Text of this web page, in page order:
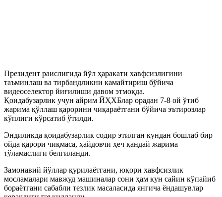
Президент раислигида йўл ҳаракати хавфсизлигини
таъминлаш ва тирбандликни камайтириш бўйича
видеоселектор йиғилиши давом этмоқда.
Қоидабузарлик учун айрим ЙҲХБлар орадан 7-8 ой ўтиб
жарима қўллаш қарорини чиқараётгани бўйича эътирозлар
кўплиги кўрсатиб ўтилди.
Эндиликда қоидабузарлик содир этилган кундан бошлаб бир
ойда қарори чиқмаса, ҳайдовчи ҳеч қандай жарима
тўламаслиги белгиланди.
Замонавий йўллар қурилаётгани, юқори хавфсизлик
мосламалари мавжуд машиналар сони ҳам кун сайин кўпайиб
бораётгани сабабли тезлик масаласида янгича ёндашувлар